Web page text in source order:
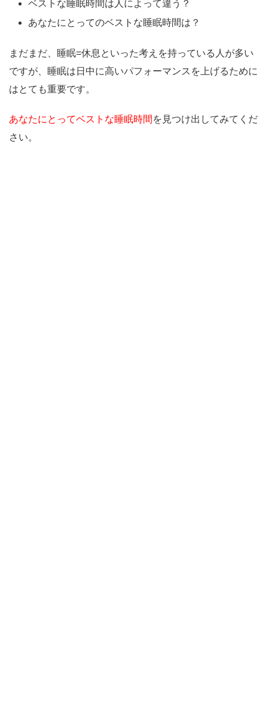
ベストな睡眠時間は人によって違う？
あなたにとってのベストな睡眠時間は？
まだまだ、睡眠=休息といった考えを持っている人が多い
ですが、睡眠は日中に高いパフォーマンスを上げるために
はとても重要です。
あなたにとってベストな睡眠時間 を見つけ出してみてくだ
さい。